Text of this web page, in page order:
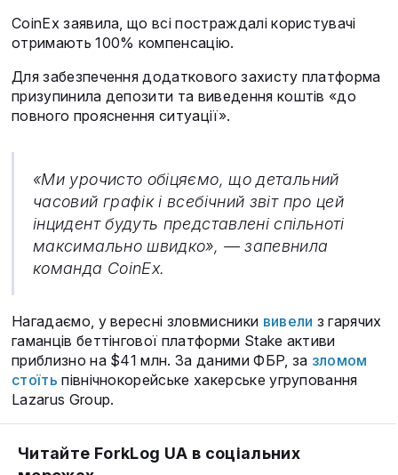
CoinEx заявила, що всі постраждалі користувачі
отримають 100% компенсацію.
Для забезпечення додаткового захисту платформа
призупинила депозити та виведення коштів «до
повного прояснення ситуації».
«Ми урочисто обіцяємо, що детальний
часовий графік і всебічний звіт про цей
інцидент будуть представлені спільноті
максимально швидко», — запевнила
команда CoinEx.
Нагадаємо, у вересні зловмисники вивели з гарячих
гаманців беттінгової платформи Stake активи
приблизно на $41 млн. За даними ФБР, за зломом
стоїть північнокорейське хакерське угруповання
Lazarus Group.
Читайте ForkLog UA в соціальних